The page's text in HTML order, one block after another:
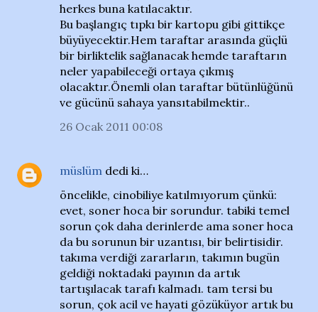
herkes buna katılacaktır.
Bu başlangıç tıpkı bir kartopu gibi gittikçe
büyüyecektir.Hem taraftar arasında güçlü
bir birliktelik sağlanacak hemde taraftarın
neler yapabileceği ortaya çıkmış
olacaktır.Önemli olan taraftar bütünlüğünü
ve gücünü sahaya yansıtabilmektir..
26 Ocak 2011 00:08
müslüm dedi ki…
öncelikle, cinobiliye katılmıyorum çünkü:
evet, soner hoca bir sorundur. tabiki temel
sorun çok daha derinlerde ama soner hoca
da bu sorunun bir uzantısı, bir belirtisidir.
takıma verdiği zararların, takımın bugün
geldiği noktadaki payının da artık
tartışılacak tarafı kalmadı. tam tersi bu
sorun, çok acil ve hayati gözüküyor artık bu